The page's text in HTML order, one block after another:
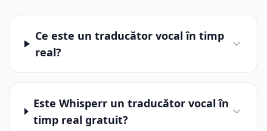
Ce este un traducător vocal în timp
real?
Este Whisperr un traducător vocal în
timp real gratuit?